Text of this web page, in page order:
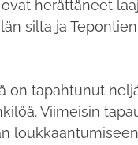
herättäneet
silta ja Tepontien
on tapahtunut
Viimeisin